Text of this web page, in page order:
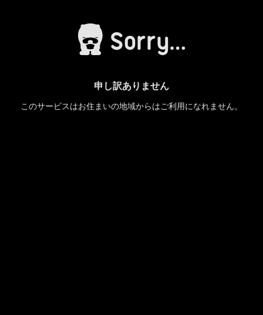
申し訳ありません
このサービスはお住まいの地域からはご利用になれません。